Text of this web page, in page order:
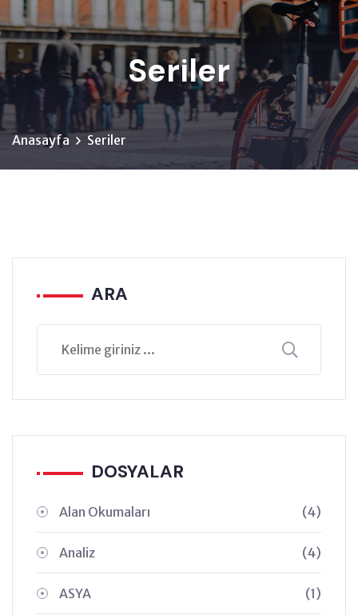
Seriler
Anasayfa Seriler
ARA
DOSYALAR
Alan Okumaları (4)
Analiz (4)
ASYA (1)